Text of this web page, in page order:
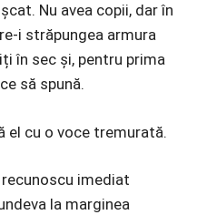
Nu avea copii, dar în
i străpungea armura
în sec și, pentru prima
să spună.
el cu o voce tremurată.
imediat
la marginea